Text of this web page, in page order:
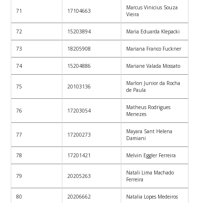
71 17104663
Marcus Vinicius Souza
Vieira
72 15203894 Maria Eduarda Klepacki
73 18205908 Mariana Franco Fuckner
74 15204886 Mariane Valada Mossato
75 20103136
Marlon Junior da Rocha
de Paula
76 17203054
Matheus Rodrigues
Menezes
77 17200273
Mayara Sant Helena
Damiani
78 17201421 Melvin Eggler Ferreira
79 20205263
Natali Lima Machado
Ferreira
80 20206662 Natalia Lopes Medeiros